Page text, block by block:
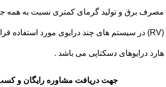
مصرف برق و تولید گرمای کمتری نسبت به همه
هارد درایوهای دسکتاپی می باشد .
جهت دریافت مشاوره رایگان و